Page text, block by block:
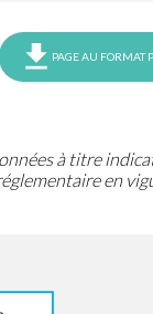
PAGE AU FORMAT
à titre
en